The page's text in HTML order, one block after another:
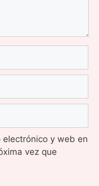
electrónico y web en
vez que